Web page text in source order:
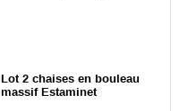
Lot 2 chaises en bouleau
massif Estaminet